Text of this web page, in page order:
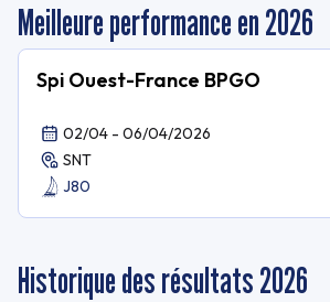
Meilleure performance en 2026
Spi Ouest-France BPGO
02/04 - 06/04/2026
SNT
J80
Historique des résultats2026